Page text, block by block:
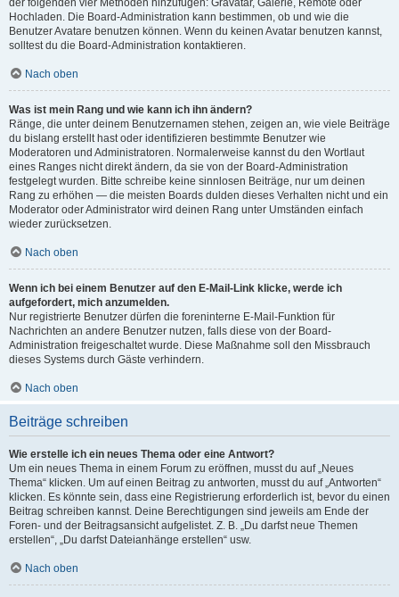
der folgenden vier Methoden hinzufügen: Gravatar, Galerie, Remote oder
Hochladen. Die Board-Administration kann bestimmen, ob und wie die
Benutzer Avatare benutzen können. Wenn du keinen Avatar benutzen kannst,
solltest du die Board-Administration kontaktieren.
Nach oben
Was ist mein Rang und wie kann ich ihn ändern?
Ränge, die unter deinem Benutzernamen stehen, zeigen an, wie viele Beiträge
du bislang erstellt hast oder identifizieren bestimmte Benutzer wie
Moderatoren und Administratoren. Normalerweise kannst du den Wortlaut
eines Ranges nicht direkt ändern, da sie von der Board-Administration
festgelegt wurden. Bitte schreibe keine sinnlosen Beiträge, nur um deinen
Rang zu erhöhen — die meisten Boards dulden dieses Verhalten nicht und ein
Moderator oder Administrator wird deinen Rang unter Umständen einfach
wieder zurücksetzen.
Nach oben
Wenn ich bei einem Benutzer auf den E-Mail-Link klicke, werde ich
aufgefordert, mich anzumelden.
Nur registrierte Benutzer dürfen die foreninterne E-Mail-Funktion für
Nachrichten an andere Benutzer nutzen, falls diese von der Board-
Administration freigeschaltet wurde. Diese Maßnahme soll den Missbrauch
dieses Systems durch Gäste verhindern.
Nach oben
Beiträge schreiben
Wie erstelle ich ein neues Thema oder eine Antwort?
Um ein neues Thema in einem Forum zu eröffnen, musst du auf „Neues
Thema“ klicken. Um auf einen Beitrag zu antworten, musst du auf „Antworten“
klicken. Es könnte sein, dass eine Registrierung erforderlich ist, bevor du einen
Beitrag schreiben kannst. Deine Berechtigungen sind jeweils am Ende der
Foren- und der Beitragsansicht aufgelistet. Z. B. „Du darfst neue Themen
erstellen“, „Du darfst Dateianhänge erstellen“ usw.
Nach oben